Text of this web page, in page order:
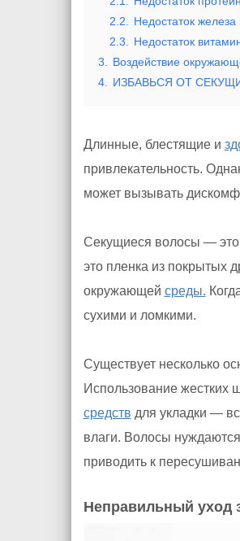
2.2.
Недостаток железа
2.3.
Недостаток
3.
Воздействие
4.
ИЗБАВЬСЯ ОТ
Длинные, блестящие и
привлекательность.
может вызывать
Секущиеся волосы —
это пленка из покрытых
окружающей среды.
сухими и ломкими.
Существует несколько
Использование жестких
средств для укладки —
влаги. Волосы
приводить к
Неправильный уход